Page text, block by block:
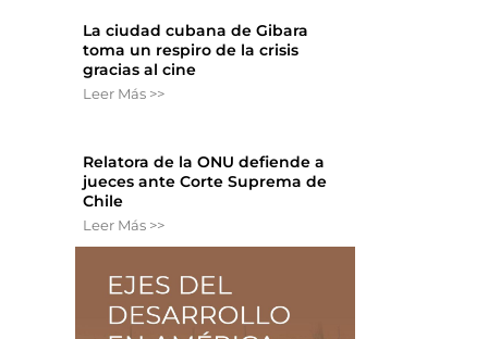
La ciudad cubana de Gibara
toma un respiro de la crisis
gracias al cine
Leer Más >>
Relatora de la ONU defiende a
jueces ante Corte Suprema de
Chile
Leer Más >>